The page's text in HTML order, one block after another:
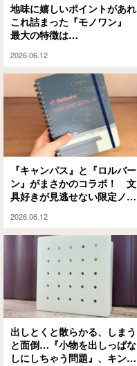
地味に嬉しいポイントがあれ
これ詰まった『モノワン』
最大の特徴は…
2026.06.12
『キャンパス』と『ロルバー
ン』がまさかのコラボ！ 文
具好きが見逃せない限定ノー
2026.06.12
出しとくと散らかる、しまう
と面倒…『小物を出しっぱな
しにしちゃう問題』、キング